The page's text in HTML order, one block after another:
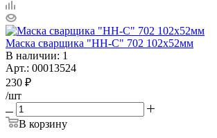
Маска сварщика "НН-С" 702 102х52мм
В наличии: 1
Арт.: 00013524
230 ₽
/шт
В корзину